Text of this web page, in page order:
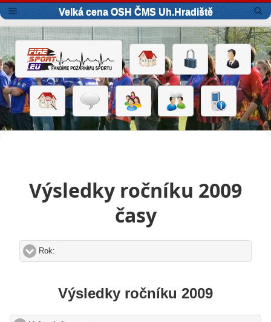
Velká cena OSH ČMS Uh.Hradiště
Výsledky ročníku 2009
časy
Rok:
Výsledky ročníku 2009